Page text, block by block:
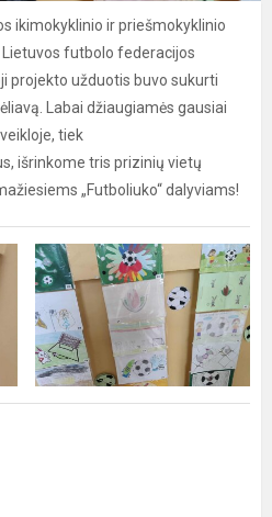
ikimokyklinio ir priešmokyklinio
futbolo federacijos
projekto užduotis buvo sukurti
Labai džiaugiamės gausiai
tiek
išrinkome tris prizinių vietų
„Futboliuko“ dalyviams!